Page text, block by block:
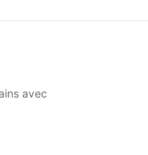
avec